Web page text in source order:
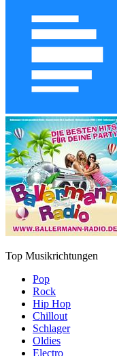
Top Musikrichtungen
Pop
Rock
Hip Hop
Chillout
Schlager
Oldies
Electro